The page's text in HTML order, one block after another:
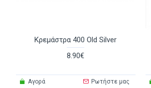
Κρεμάστρα 400 Old Silver
8.90€
Αγορά Ρωτήστε μας